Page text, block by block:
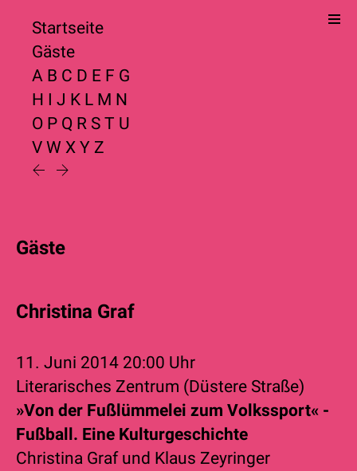
Startseite
Gäste
A B C D E F G
H I J K L M N
O P Q R S T U
V W X Y Z
Gäste
Christina Graf
11. Juni 2014 20:00 Uhr
Literarisches Zentrum (Düstere Straße)
»Von der Fußlümmelei zum Volkssport« -
Fußball. Eine Kulturgeschichte
Christina Grafund Klaus Zeyringer